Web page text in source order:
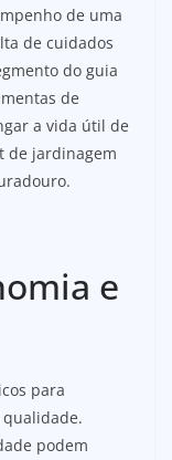
de uma
de cuidados
do guia
de
a vida útil de
de jardinagem
e
para
podem